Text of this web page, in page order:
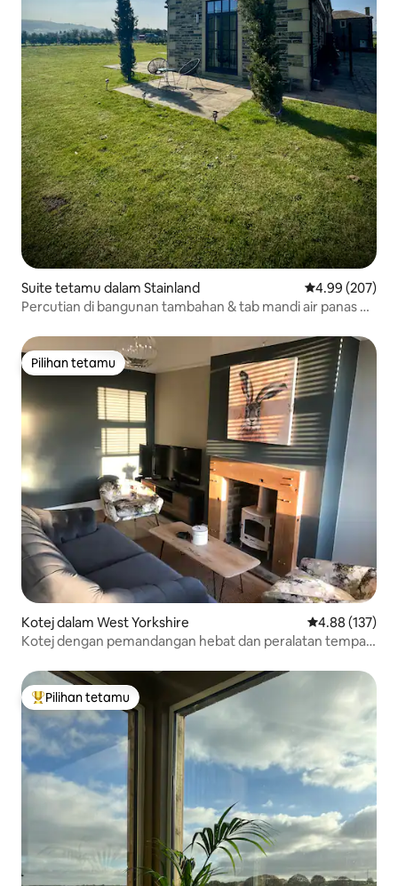
Suite tetamu dalam Stainland Penarafan
4.99 (207)
Percutian di bangunan tambahan & tab mandi air panas di
Pilihan tetamu
Pilihan tetamu
Kotej dalam West Yorkshire Penarafan
4.88 (137)
Kotej dengan pemandangan hebat dan peralatan tempat
Pilihan utama tetamu
Pilihan tetamu